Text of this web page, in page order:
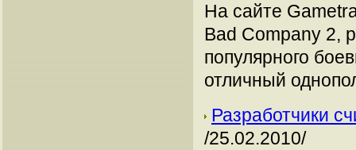
На сайте
Bad Company 2,
популярного
отличный
Разработчики
/25.02.2010/